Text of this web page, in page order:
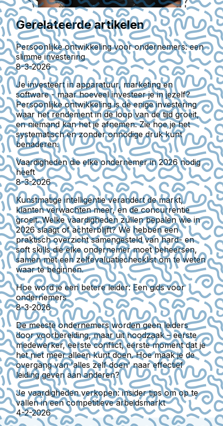
Gerelateerde artikelen
Persoonlijke ontwikkeling voor ondernemers: een
slimme investering
8-3-2026
Je investeert in apparatuur, marketing en
software - maar hoeveel investeer je in jezelf?
Persoonlijke ontwikkeling is de enige investering
waar het rendement in de loop van de tijd groeit,
en niemand kan het je afnemen. Zie hoe je het
systematisch en zonder onnodige druk kunt
benaderen.
Vaardigheden die elke ondernemer in 2026 nodig
heeft
8-3-2026
Kunstmatige intelligentie verandert de markt,
klanten verwachten meer, en de concurrentie
groeit. Welke vaardigheden zullen bepalen wie in
2026 slaagt of achterblijft? We hebben een
praktisch overzicht samengesteld van hard- en
soft skills die elke ondernemer moet beheersen,
samen met een zelfevaluatiechecklist om te weten
waar te beginnen.
Hoe word je een betere leider: Een gids voor
ondernemers
8-3-2026
De meeste ondernemers worden geen leiders
door voorbereiding, maar uit noodzaak – eerste
medewerker, eerste conflict, eerste moment dat je
het niet meer alleen kunt doen. Hoe maak je de
overgang van 'alles zelf doen' naar effectief
leiding geven aan anderen?
Je vaardigheden verkopen: insider tips om op te
vallen in een competitieve arbeidsmarkt
4-2-2026